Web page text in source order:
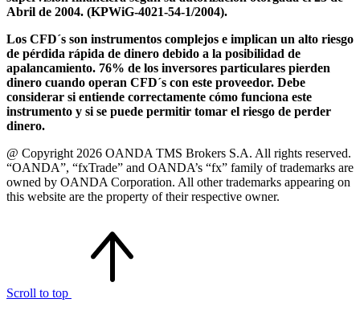
Abril de 2004. (KPWiG-4021-54-1/2004).
Los CFD´s son instrumentos complejos e implican un alto riesgo
de pérdida rápida de dinero debido a la posibilidad de
apalancamiento. 76% de los inversores particulares pierden
dinero cuando operan CFD´s con este proveedor. Debe
considerar si entiende correctamente cómo funciona este
instrumento y si se puede permitir tomar el riesgo de perder
dinero.
@ Copyright 2026 OANDA TMS Brokers S.A. All rights reserved.
“OANDA”, “fxTrade” and OANDA’s “fx” family of trademarks are
owned by OANDA Corporation. All other trademarks appearing on
this website are the property of their respective owner.
Scroll to top